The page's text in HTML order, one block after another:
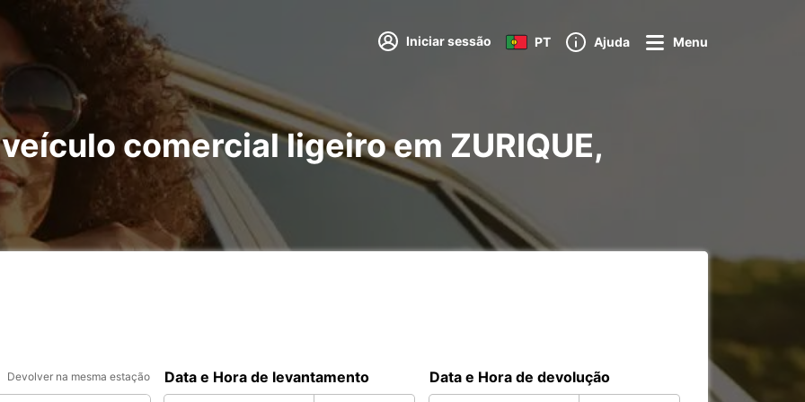
Iniciar sessão PT Ajuda Menu
comercial ligeiro em ZURIQUE,
Devolver na mesma estação Data e Hora de levantamento Data e Hora de devolução